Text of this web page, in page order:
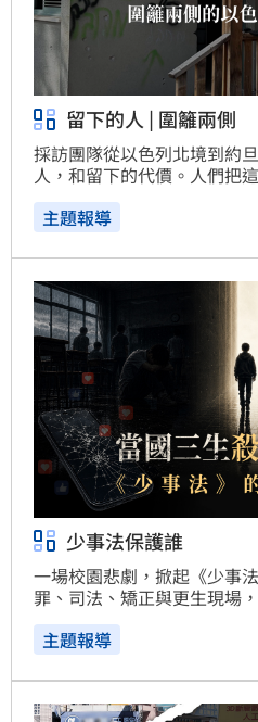
留下的人 | 圍籬兩側
採訪團隊從以色列北境到約
人，和留下的代價。人們把
這一趟，我們學會更小心地使
主題報導
少事法保護誰
一場校園悲劇，掀起《少事
罪、司法、矯正與更生現場
衡。
主題報導